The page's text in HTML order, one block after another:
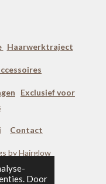
Door
Haarwerktraject
Exclusief voor
Contact
by Hairglow
Hairglow